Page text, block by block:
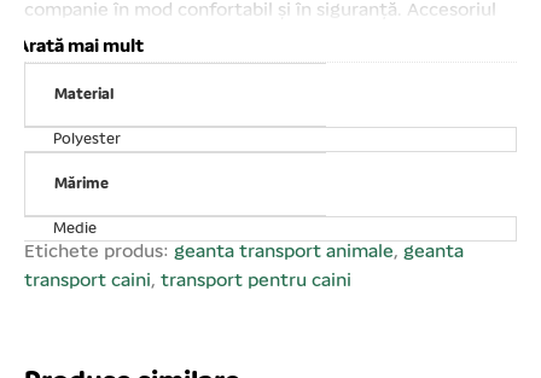
companie în mod confortabil și în siguranță. Accesoriul
perfect pentru transportul animalelor de talie mică sau
medie. Se instalează ușor și rapid pe bancheta din spate
sau pe scaunul din față al mașinii;Curele reglabile pentru
fixare pe scaunul mașinii;Buzunar spațios și practic
pentru depozitarea obiectelor esențiale;Forma
ergonomică, confortabilă. Dimensiuni: 42 × 40 × 25 cm.
Arată mai mult
Material
Polyester
Mărime
Medie
Etichete produs: geanta transport animale, geanta
transport caini, transport pentru caini